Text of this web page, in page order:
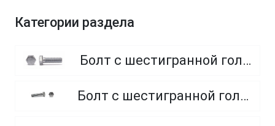
Категории раздела
Болт с шестигранной головкой, полная резьба, класс прочности 8.8
Болт с шестигранной головкой, полная резьба, класс прочности 4.8 и 5.8